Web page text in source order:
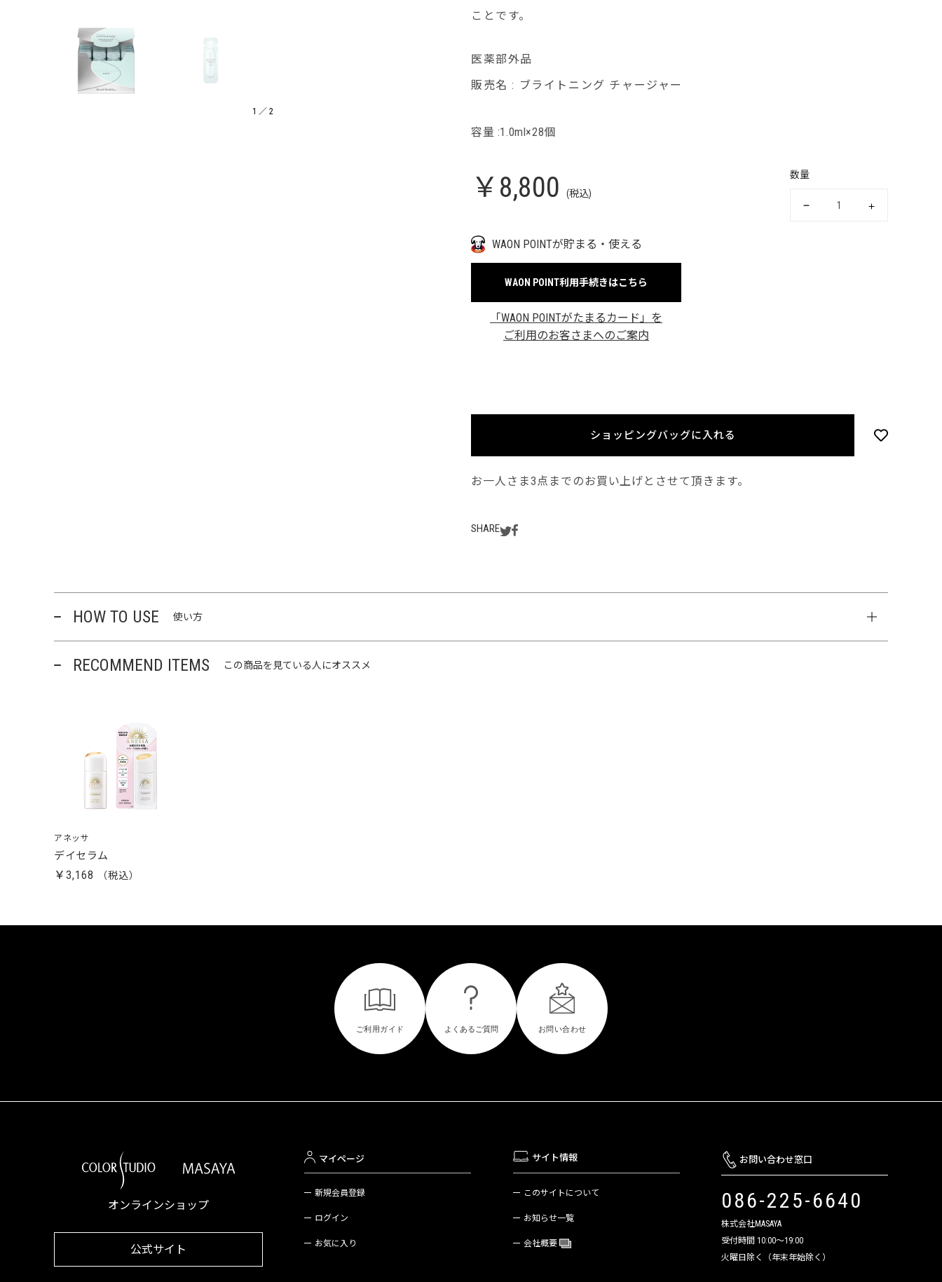
1 ／ 2
ことです。
医薬部外品
販売名 : ブライトニング チャージャー
容量 :1.0ml×28個
￥8,800 (税込)
数量
WAON POINTが貯まる・使える
WAON POINT利用手続きはこちら
「WAON POINTがたまるカード」を
ご利用のお客さまへのご案内
ショッピングバッグに入れる
お一人さま3点までのお買い上げとさせて頂きます。
SHARE
HOW TO USE 使い方
RECOMMEND ITEMS この商品を見ている人にオススメ
アネッサ
デイセラム
￥3,168
オンラインショップ
公式サイト
マイページ
新規会員登録
ログイン
お気に入り
サイト情報
このサイトについて
お知らせ一覧
会社概要
お問い合わせ窓口
086-225-6640
株式会社MASAYA
受付時間 10:00～19:00
火曜日除く（年末年始除く）